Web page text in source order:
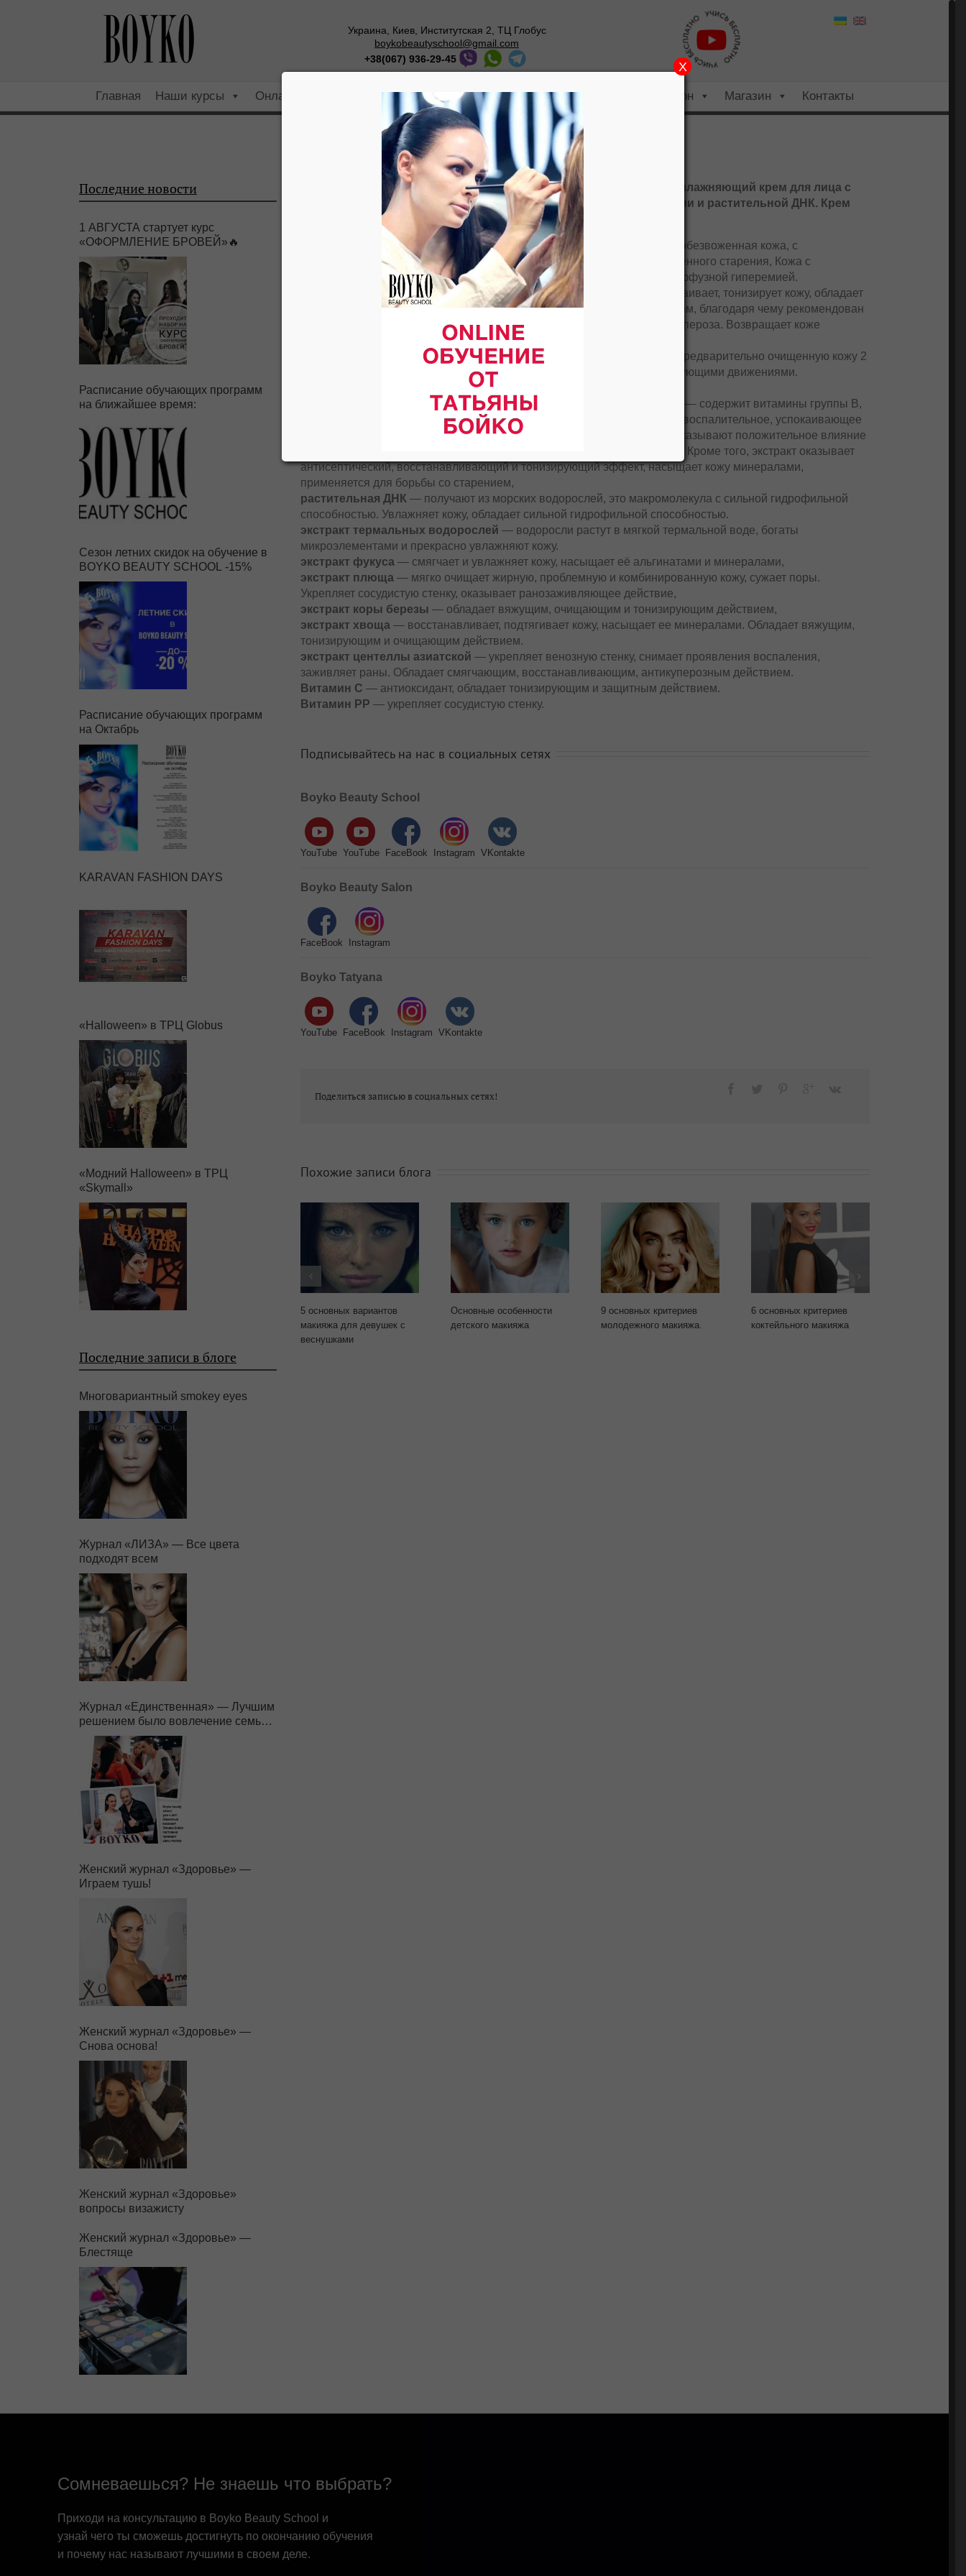
Украина, Киев, Институтская 2, ТЦ Глобус
boykobeautyschool@gmail.com
+38(067) 936-29-45
Главная Наши курсы Онлайн Мастер-классы О школе Галерея Салон Магазин Контакты
УХОД. КРЕМ. Crème ADN Hydravit «S»
Crème ADN Hydravit «S». Увлажняющий крем для лица с
термальными водорослями и растительной ДНК. Крем
для интенсивного ухода
Показания:
безжизненная, обезвоженная кожа, с
проявлениями преждевременного старения, Кожа с
проявлениями купероза, диффузной гиперемией.
Действие:
увлажняет, успокаивает, тонизирует кожу, обладает
венопротекторным действием, благодаря чему рекомендован
для кожи с проявлениями купероза. Возвращает коже
Применение:
наносить на предварительно очищенную кожу 2
раза в день легкими массирующими движениями.
экстракт пивных дрожжей
— содержит витамины группы В,
которые оказывают противовоспалительное, успокаивающее
и заживляющее действие, оказывают положительное влияние
на структуру эпидермиса, показаны при чрезмерно жирной коже и зуде. Кроме того, экстракт оказывает
антисептический, восстанавливающий и тонизирующий эффект, насыщает кожу минералами,
применяется для борьбы со старением,
растительная ДНК — получают из морских водорослей, это макромолекула с сильной гидрофильной
способностью. Увлажняет кожу, обладает сильной гидрофильной способностью.
экстракт термальных водорослей — водоросли растут в мягкой термальной воде, богаты
микроэлементами и прекрасно увлажняют кожу.
экстракт фукуса — смягчает и увлажняет кожу, насыщает её альгинатами и минералами,
экстракт плюща — мягко очищает жирную, проблемную и комбинированную кожу, сужает поры.
Укрепляет сосудистую стенку, оказывает ранозаживляющее действие,
экстракт коры березы — обладает вяжущим, очищающим и тонизирующим действием,
экстракт хвоща — восстанавливает, подтягивает кожу, насыщает ее минералами. Обладает вяжущим,
тонизирующим и очищающим действием.
экстракт центеллы азиатской — укрепляет венозную стенку, снимает проявления воспаления,
заживляет раны. Обладает смягчающим, восстанавливающим, антикуперозным действием.
Витамин С — антиоксидант, обладает тонизирующим и защитным действием.
Витамин РР — укрепляет сосудистую стенку.
Подписывайтесь на нас в социальных сетях
Boyko Beauty School
YouTube YouTube FaceBook Instagram VKontakte
Boyko Beauty Salon
FaceBook Instagram
Boyko Tatyana
YouTube FaceBook Instagram VKontakte
Поделиться записью в социальных сетях!
Похожие записи блога
5 основных вариантов
макияжа для девушек с
веснушками
Основные особенности
детского макияжа
9 основных критериев
молодежного макияжа.
6 основных критериев
коктейльного макияжа
Последние новости
1 АВГУСТА стартует курс
«ОФОРМЛЕНИЕ БРОВЕЙ»🔥
Расписание обучающих программ
на ближайшее время:
Сезон летних скидок на обучение в
BOYKO BEAUTY SCHOOL -15%
Расписание обучающих программ
на Октабрь
KARAVAN FASHION DAYS
«Halloween» в ТРЦ Globus
«Модний Halloween» в ТРЦ
«Skymall»
Последние записи в блоге
Многовариантный smokey eyes
Журнал «ЛИЗА» — Все цвета
подходят всем
Журнал «Единственная» — Лучшим
решением было вовлечение семьи в
бизнес.
Женский журнал «Здоровье» —
Играем тушь!
Женский журнал «Здоровье» —
Снова основа!
Женский журнал «Здоровье»
вопросы визажисту
Женский журнал «Здоровье» —
Блестяще
Сомневаешься? Не знаешь что выбрать?
Приходи на консультацию в Boyko Beauty School и
узнай чего ты сможешь достигнуть по окончанию обучения
и почему нас называют лучшими в своем деле.
X